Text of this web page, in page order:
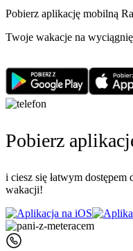
Pobierz aplikację mobilną
Twoje wakacje na
Pobierz
i ciesz się łatwym
wakacji!